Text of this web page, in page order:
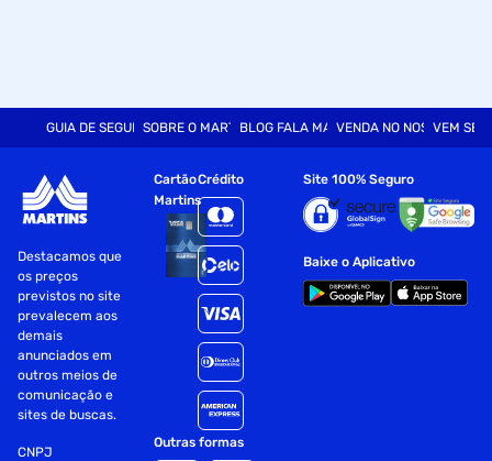
GUIA DE SEGURANÇASOBRE O MARTINSBLOG FALA MARTVENDA NO NOSSO SITE
VEM SER
Destacamos que
os preços
previstos no site
prevalecem aos
demais
anunciados em
outros meios de
comunicação e
sites de buscas.
CNPJ
Cartão
Martins
Crédito
Outras formas
Site 100% Seguro
Baixe o Aplicativo